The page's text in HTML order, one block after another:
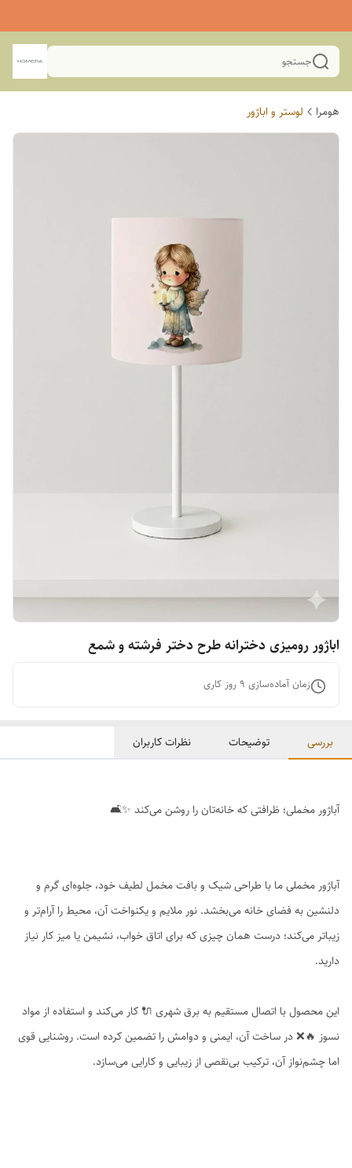
جستجو
هومرا لوستر و اباژور
اباژور رومیزی دخترانه طرح دختر فرشته و شمع
زمان آماده‌سازی 9 روز کاری
بررسی توضیحات نظرات کاربران
آباژور مخملی؛ ظرافتی که خانه‌تان را روشن می‌کند ✨🛋️
آباژور مخملی ما با طراحی شیک و بافت مخمل لطیف خود، جلوه‌ای گرم و
دلنشین به فضای خانه می‌بخشد. نور ملایم و یکنواخت آن، محیط را آرام‌تر و
زیباتر می‌کند؛ درست همان چیزی که برای اتاق خواب، نشیمن یا میز کار نیاز
دارید.
این محصول با اتصال مستقیم به برق شهری 🔌 کار می‌کند و استفاده از مواد
نسوز 🔥❌ در ساخت آن، ایمنی و دوامش را تضمین کرده است. روشنایی قوی
اما چشم‌نواز آن، ترکیب بی‌نقصی از زیبایی و کارایی می‌سازد.